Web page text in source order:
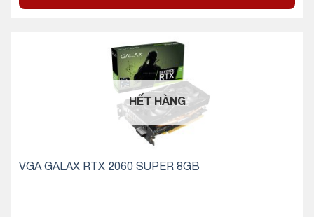
HẾT HÀNG
VGA GALAX RTX 2060 SUPER 8GB